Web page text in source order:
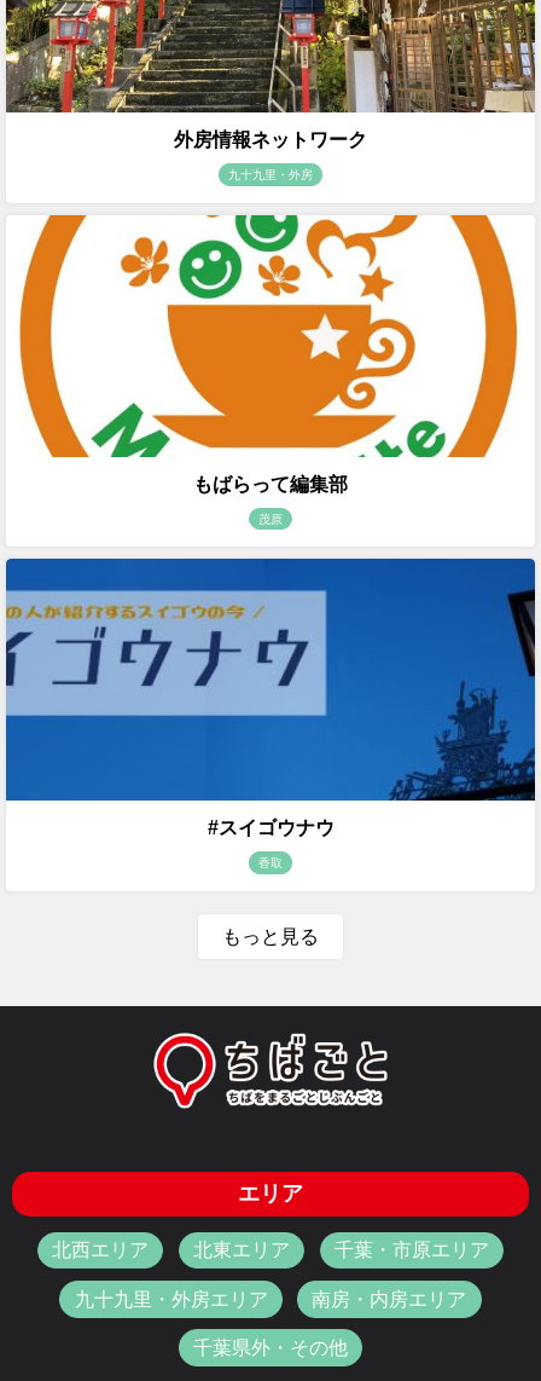
外房情報ネットワーク
九十九里・外房
もばらって編集部
茂原
#スイゴウナウ
香取
もっと見る
エリア
北西エリア 北東エリア 千葉・市原エリア
九十九里・外房エリア 南房・内房エリア
千葉県外・その他